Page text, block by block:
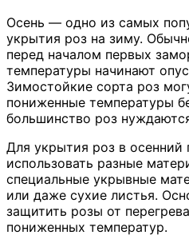
Осень — одно из самых
укрытия роз на зиму.
перед началом первых
температуры начинают
Зимостойкие сорта роз
пониженные температуры
большинство роз
Для укрытия роз в
использовать разные
специальные укрывные
или даже сухие листья.
защитить розы от
пониженных температур.